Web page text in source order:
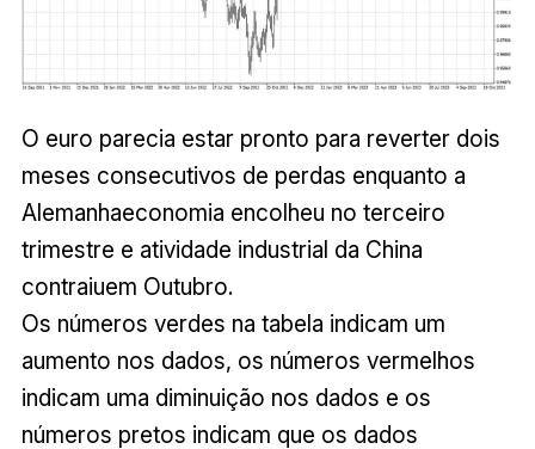
O euro parecia estar pronto para reverter dois
meses consecutivos de perdas enquanto a
Alemanhaeconomia encolheu no terceiro
trimestre e atividade industrial da China
contraiuem Outubro.
Os números verdes na tabela indicam um
aumento nos dados, os números vermelhos
indicam uma diminuição nos dados e os
números pretos indicam que os dados